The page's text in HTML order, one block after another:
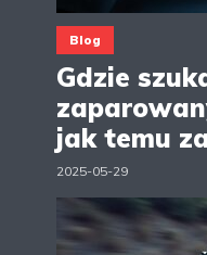
Blog
Gdzie
jak temu
2025-05-29